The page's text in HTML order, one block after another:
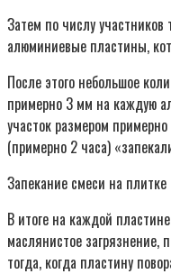
Затем по числу
алюминиевые пластины,
После этого небольшое
примерно 3 мм на каждую
участок размером
(примерно 2 часа)
Запекание смеси на плитке
В итоге на каждой
маслянистое
тогда, когда пластину